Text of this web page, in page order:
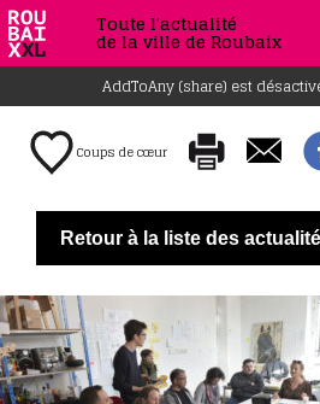
Toute l'actualité
de la ville de Roubaix
AddToAny (share) est
Coups de cœur
Retour à la liste des